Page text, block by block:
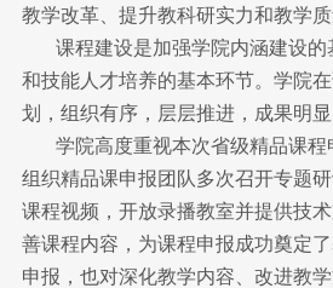
教学改革、提升教科研实力和教学质
课程建设是加强学院内涵建设
和技能人才培养的基本环节。学院
划，组织有序，层层推进，成果明显
学院高度重视本次省级精品课
组织精品课申报团队多次召开专题
课程视频，开放录播教室并提供技
善课程内容，为课程申报成功奠定
申报，也对深化教学内容、改进教